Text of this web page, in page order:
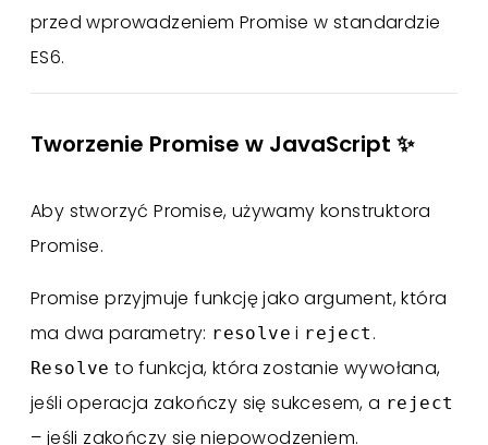
przed wprowadzeniem Promise w standardzie
ES6.
Tworzenie Promise w JavaScript ✨
Aby stworzyć Promise, używamy konstruktora
Promise.
Promise przyjmuje funkcję jako argument, która
ma dwa parametry: resolve i reject .
Resolve to funkcja, która zostanie wywołana,
jeśli operacja zakończy się sukcesem, a reject
– jeśli zakończy się niepowodzeniem.